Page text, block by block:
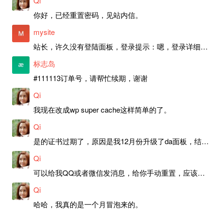
你好，已经重置密码，见站内信。
mysite
站长，许久没有登陆面板，登录提示：嗯，登录详细信息似乎不正确。请重试。 网站还可以正常使用。如果是密码问题请帮忙重置一下密码。谢谢。订单号：97790，账号：aa20210950。 站长，提交了工单，你回复续期成功，不过我的问题是面部登陆信息有问题，一直是初始密码，现在无法登陆，有时间麻烦排查一下。
标志岛
#111113订单号，请帮忙续期，谢谢
Qi
我现在改成wp super cache这样简单的了。
Qi
是的证书过期了，原因是我12月份升级了da面板，结果后台证书就不更新了，目前还在排查问题。切换PHP版本现在没有了，因为DA新版不支持。
Qi
可以给我QQ或者微信发消息，给你手动重置，应该是服务器插件有问题了，这个wp的主题太老了，导致现在好多的问题，网站的签到功能也是因为这个原因导致的。
Qi
哈哈，我真的是一个月冒泡来的。